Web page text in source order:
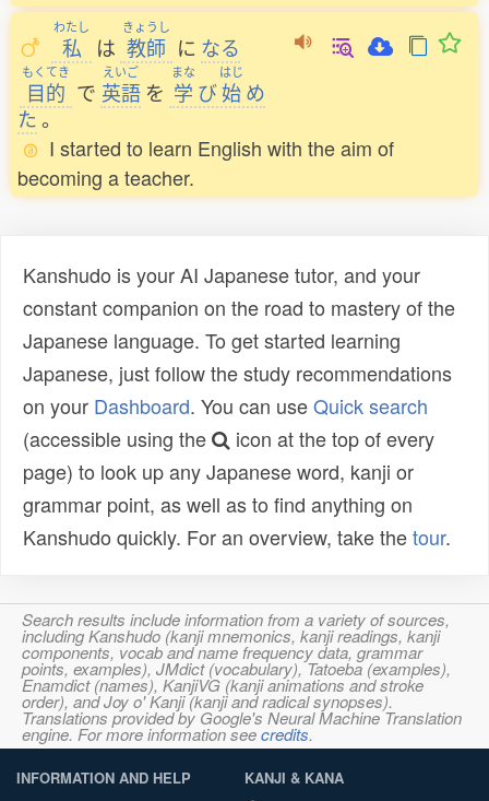
わたし
私 は
きょうし
教師 に なる
もくてき
目的 で
えいご
英語 を
まな
学 び
はじ
始め
た。
I started to learn English with the aim of
becoming a teacher.
Kanshudo is your AI Japanese tutor, and your
constant companion on the road to mastery of the
Japanese language. To get started learning
Japanese, just follow the study recommendations
on your Dashboard. You can useQuick search
(accessible using the
icon at the top of every
page) to look up any Japanese word, kanji or
grammar point, as well as to find anything on
Kanshudo quickly. For an overview, take thetour.
Search results include information from a variety of sources,
including Kanshudo (kanji mnemonics, kanji readings, kanji
components, vocab and name frequency data, grammar
points, examples), JMdict (vocabulary), Tatoeba (examples),
Enamdict (names), KanjiVG (kanji animations and stroke
order), and Joy o' Kanji (kanji and radical synopses).
Translations provided by Google's Neural Machine Translation
engine. For more information seecredits.
INFORMATION AND HELP KANJI & KANA